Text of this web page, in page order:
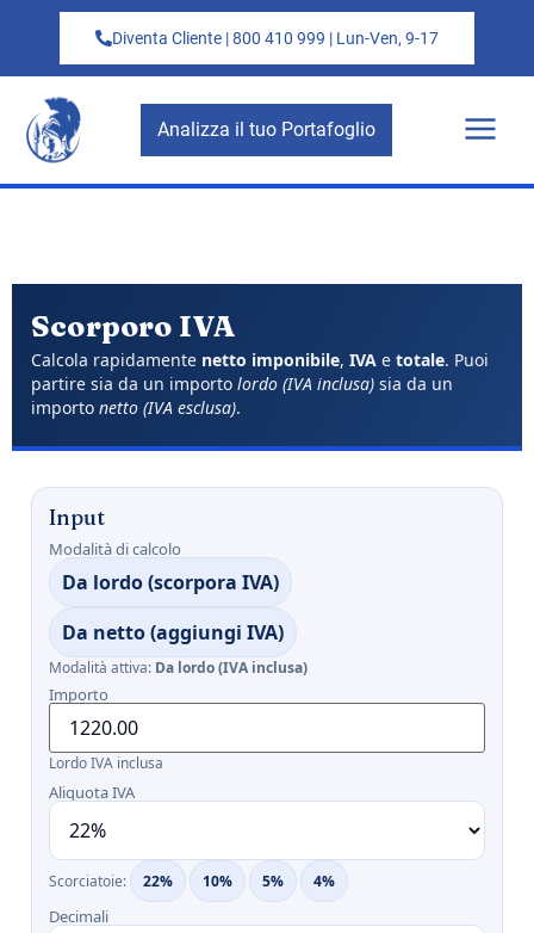
Diventa Cliente | 800 410 999 | Lun-Ven, 9-17
Analizza il tuo Portafoglio
Scorporo IVA
Calcola rapidamente netto imponibile, IVA e totale. Puoi
partire sia da un importo lordo (IVA inclusa) sia da un
importo netto (IVA esclusa).
Input
Modalità di calcolo
Da lordo (scorpora IVA)
Da netto (aggiungi IVA)
Modalità attiva: Da lordo (IVA inclusa)
Importo
Lordo IVA inclusa
Aliquota IVA
Scorciatoie: 22% 10% 5% 4%
Decimali